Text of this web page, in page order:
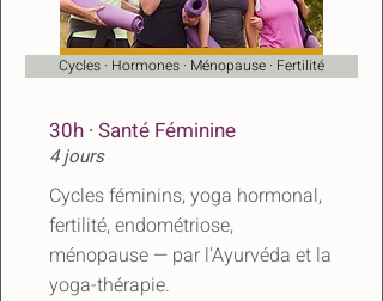
Cycles · Hormones · Ménopause · Fertilité
30h · Santé Féminine
4 jours
Cycles féminins, yoga hormonal,
fertilité, endométriose,
ménopause — par l'Ayurvéda et la
yoga-thérapie.